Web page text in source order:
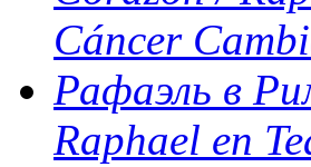
Cáncer
Рафаэль в
Raphael en